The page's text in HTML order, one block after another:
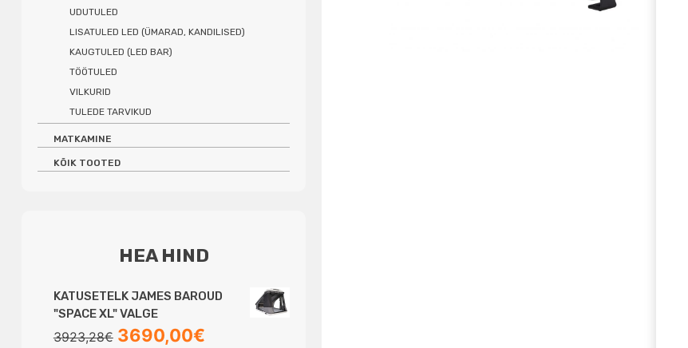
UDUTULED
LISATULED LED (ÜMARAD, KANDILISED)
KAUGTULED (LED BAR)
TÖÖTULED
VILKURID
TULEDE TARVIKUD
MATKAMINE
KÕIK TOOTED
HEA HIND
KATUSETELK JAMES BAROUD
"SPACE XL" VALGE
3923,28€ Algne
3690,00€Praegune